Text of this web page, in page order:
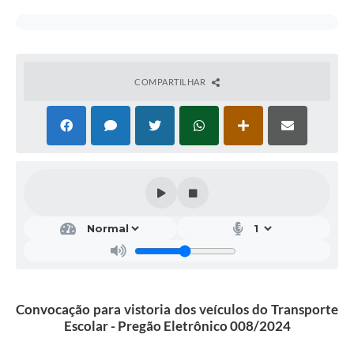
COMPARTILHAR
Convocação para vistoria dos veículos do Transporte
Escolar - Pregão Eletrônico 008/2024